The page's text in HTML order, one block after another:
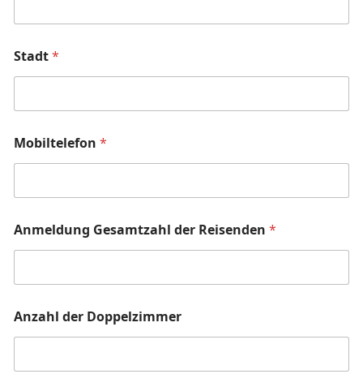
Stadt*
Mobiltelefon *
Anmeldung Gesamtzahl der Reisenden *
Anzahl der Doppelzimmer